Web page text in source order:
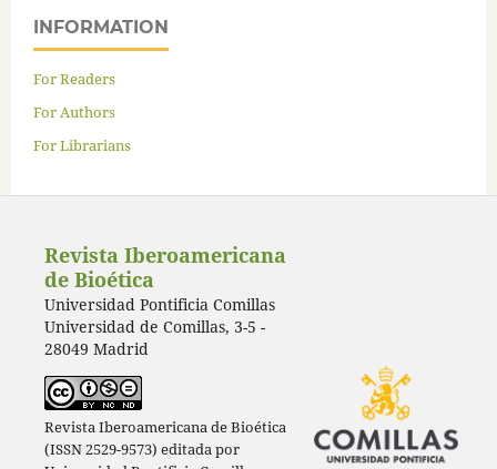
INFORMATION
For Readers
For Authors
For Librarians
Revista Iberoamericana
de Bioética
Universidad Pontificia Comillas
Universidad de Comillas, 3-5 -
28049 Madrid
Revista Iberoamericana de Bioética
(ISSN 2529-9573) editada por